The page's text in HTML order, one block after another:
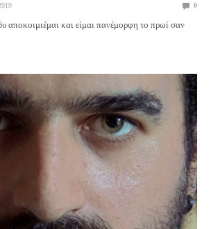
0
αποκοιμιέμαι και είμαι πανέμορφη το πρωί σαν